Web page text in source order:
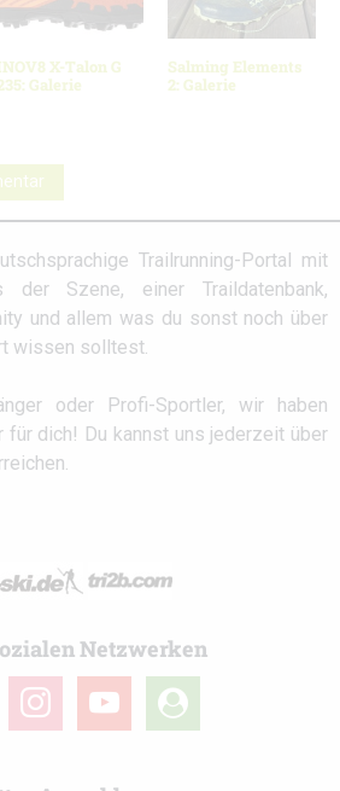
X-Talon G
Galerie
Salming Elements
2: Galerie
Trailrunning-Portal mit
der Szene, einer Traildatenbank,
und allem was du sonst noch über
wissen solltest.
oder Profi-Sportler, wir haben
für dich! Du kannst uns jederzeit über
Netzwerken
instagramyoutube
user-
circle